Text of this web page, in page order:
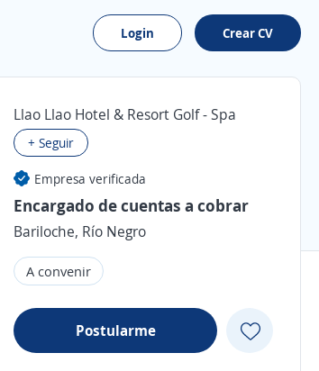
Login Crear CV
Llao Llao Hotel & Resort Golf - Spa
+ Seguir
Empresa verificada
Encargado de cuentas a cobrar
Bariloche, Río Negro
A convenir
Postularme